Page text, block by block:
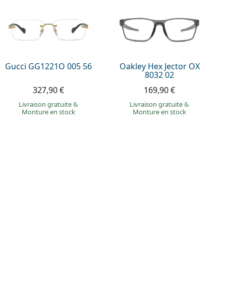
Gucci GG1221O 005 56
327,90 €
Livraison gratuite&
Monture en stock
Oakley Hex Jector OX
8032 02
169,90 €
Livraison gratuite&
Monture en stock